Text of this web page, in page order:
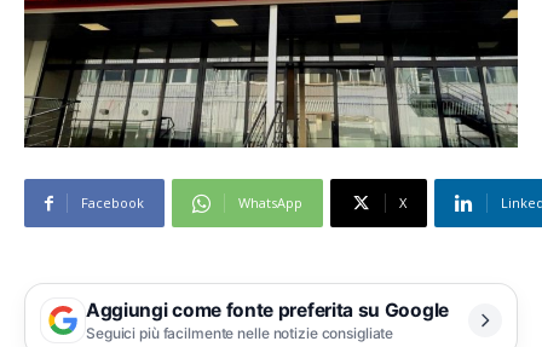
Facebook WhatsApp X
Aggiungi come fonte preferita su Google
Seguici più facilmente nelle notizie consigliate